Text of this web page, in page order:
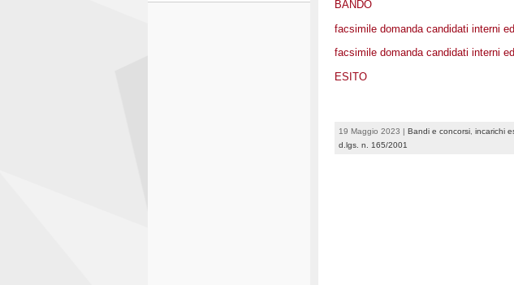
BANDO
facsimile domanda candidati interni
facsimile domanda candidati interni
ESITO
19 Maggio 2023 | Bandi e concorsi incarichi
d.lgs. n. 165/2001